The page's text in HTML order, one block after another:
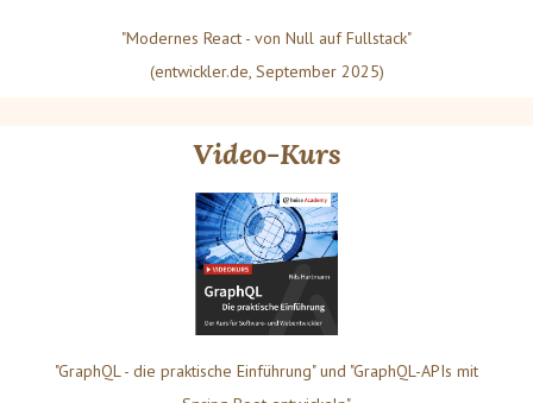
"Modernes React - von Null auf Fullstack"
(entwickler.de, September 2025)
Video-Kurs
"GraphQL - die praktische Einführung" und "GraphQL-APIs mit